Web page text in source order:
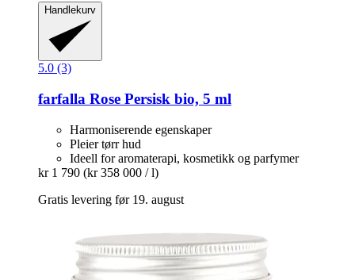
Handlekurv
5.0 (3)
farfalla Rose Persisk bio, 5 ml
Harmoniserende egenskaper
Pleier tørr hud
Ideell for aromaterapi, kosmetikk og parfymer
kr 1 790 (kr 358 000 / l)
Gratis levering før 19. august